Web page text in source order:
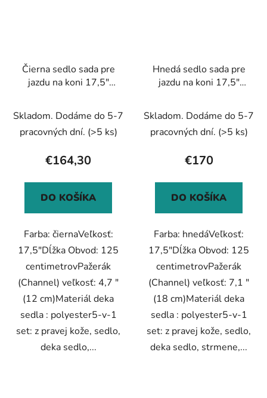
Čierna sedlo sada pre
jazdu na koni 17,5"
Skladom. Dodáme do 5-7
pracovných dní. (>5 ks)
€164,30
DO KOŠÍKA
Farba: čiernaVeľkosť:
17,5"Dĺžka Obvod: 125
centimetrovPažerák
(Channel) veľkosť: 4,7 "
(12 cm)Materiál deka
sedla : polyester5-v-1
set: z pravej kože, sedlo,
deka sedlo,...
Hnedá sedlo sada pre
jazdu na koni 17,5"
Skladom. Dodáme do 5-7
pracovných dní. (>5 ks)
€170
DO KOŠÍKA
Farba: hnedáVeľkosť:
17,5"Dĺžka Obvod: 125
centimetrovPažerák
(Channel) veľkosť: 7,1 "
(18 cm)Materiál deka
sedla : polyester5-v-1
set: z pravej kože, sedlo,
deka sedlo, strmene,...